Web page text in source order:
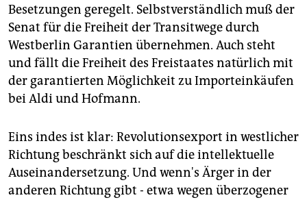
Besetzungen geregelt. Selbstverständlich muß der
Senat für die Freiheit der Transitwege durch
Westberlin Garantien übernehmen. Auch steht
und fällt die Freiheit des Freistaates natürlich mit
der garantierten Möglichkeit zu Importeinkäufen
bei Aldi und Hofmann.
Eins indes ist klar: Revolutionsexport in westlicher
Richtung beschränkt sich auf die intellektuelle
Auseinandersetzung. Und wenn's Ärger in der
anderen Richtung gibt - etwa wegen überzogener